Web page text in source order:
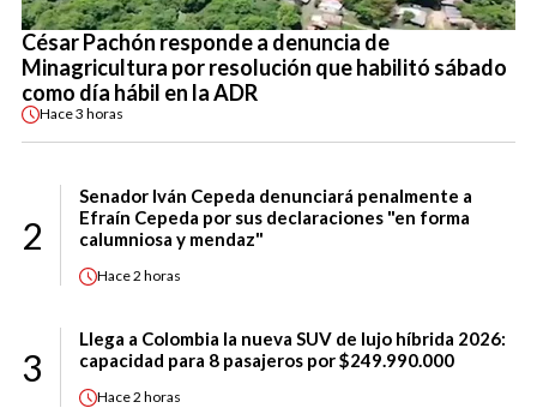
César Pachón responde a denuncia de
Minagricultura por resolución que habilitó sábado
como día hábil en la ADR
Hace3 horas
2
Senador Iván Cepeda denunciará penalmente a
Efraín Cepeda por sus declaraciones "en forma
calumniosa y mendaz"
Hace2 horas
3
Llega a Colombia la nueva SUV de lujo híbrida 2026:
capacidad para 8 pasajeros por $249.990.000
Hace2 horas